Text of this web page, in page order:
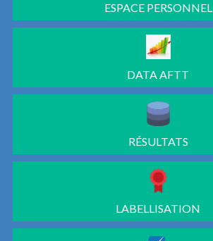
ESPACE PERSONNEL
DATA AFTT
RÉSULTATS
LABELLISATION